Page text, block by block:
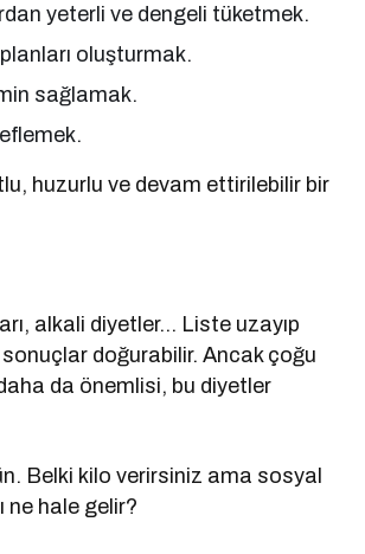
yeterli ve dengeli tüketmek.
oluşturmak.
sağlamak.
huzurlu ve devam ettirilebilir bir
alkali diyetler… Liste uzayıp
doğurabilir. Ancak çoğu
da önemlisi, bu diyetler
Belki kilo verirsiniz ama sosyal
ne hale gelir?